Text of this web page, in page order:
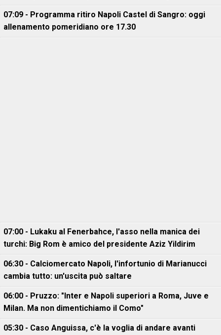
07:09 - Programma ritiro Napoli Castel di Sangro: oggi
allenamento pomeridiano ore 17.30
07:00 - Lukaku al Fenerbahce, l'asso nella manica dei
turchi: Big Rom è amico del presidente Aziz Yildirim
06:30 - Calciomercato Napoli, l'infortunio di Marianucci
cambia tutto: un'uscita può saltare
06:00 - Pruzzo: "Inter e Napoli superiori a Roma, Juve e
Milan. Ma non dimentichiamo il Como"
05:30 - Caso Anguissa, c'è la voglia di andare avanti